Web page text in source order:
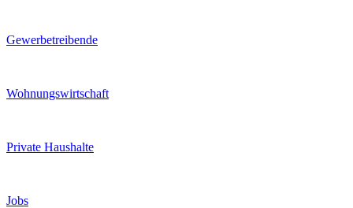
Gewerbetreibende
Wohnungswirtschaft
Private Haushalte
Jobs